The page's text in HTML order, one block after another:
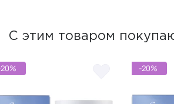
С этим товаром
-20%